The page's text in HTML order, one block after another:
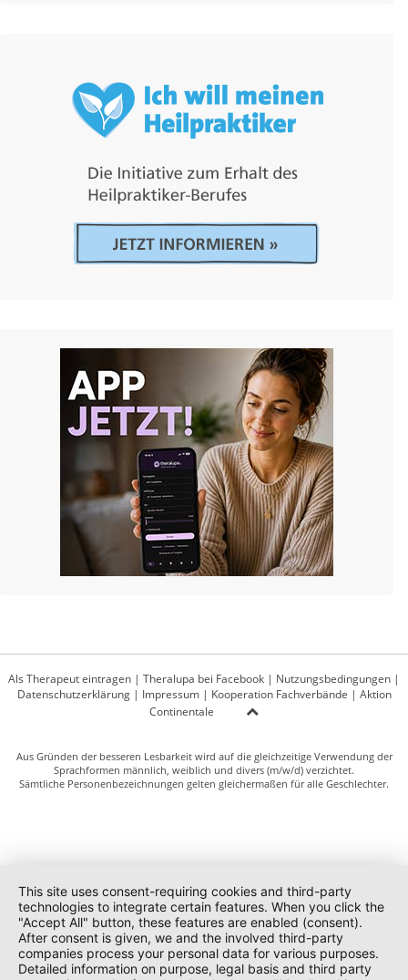
Als Therapeut eintragen | Theralupa bei Facebook | Nutzungsbedingungen |
Datenschutzerklärung| Impressum| Kooperation Fachverbände | Aktion
Continentale
Aus Gründen der besseren Lesbarkeit wird auf die gleichzeitige Verwendung der
Sprachformen männlich, weiblich und divers (m/w/d) verzichtet.
Sämtliche Personenbezeichnungen gelten gleichermaßen für alle Geschlechter.
This site uses consent-requiring cookies and third-party
technologies to integrate certain features. When you click the
"Accept All" button, these features are enabled (consent).
After consent is given, we and the involved third-party
companies process your personal data for various purposes.
Detailed information on purpose, legal basis and third party